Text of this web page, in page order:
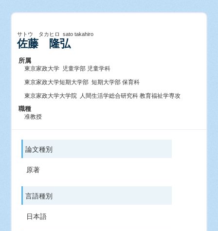
サトウ タカヒロ sato takahiro
佐藤 隆弘
所属
東京家政大学 児童学部 児童学科
東京家政大学短期大学部 短期大学部 保育科
東京家政大学大学院 人間生活学総合研究科 教育福祉学専攻
職種
准教授
論文種別
原著
言語種別
日本語